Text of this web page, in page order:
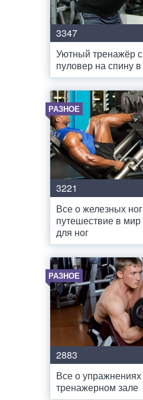
3347
Уютный тренажёр
пуловер на спину
РАЗНОЕ
3221
Все о железных
путешествие в
для ног
РАЗНОЕ
2883
Все о
тренажерном зале